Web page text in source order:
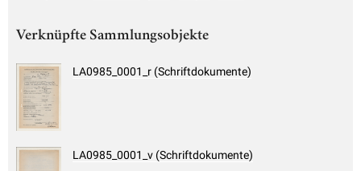
Verknüpfte Sammlungsobjekte
LA0985_0001_r (Schriftdokumente)
LA0985_0001_v (Schriftdokumente)